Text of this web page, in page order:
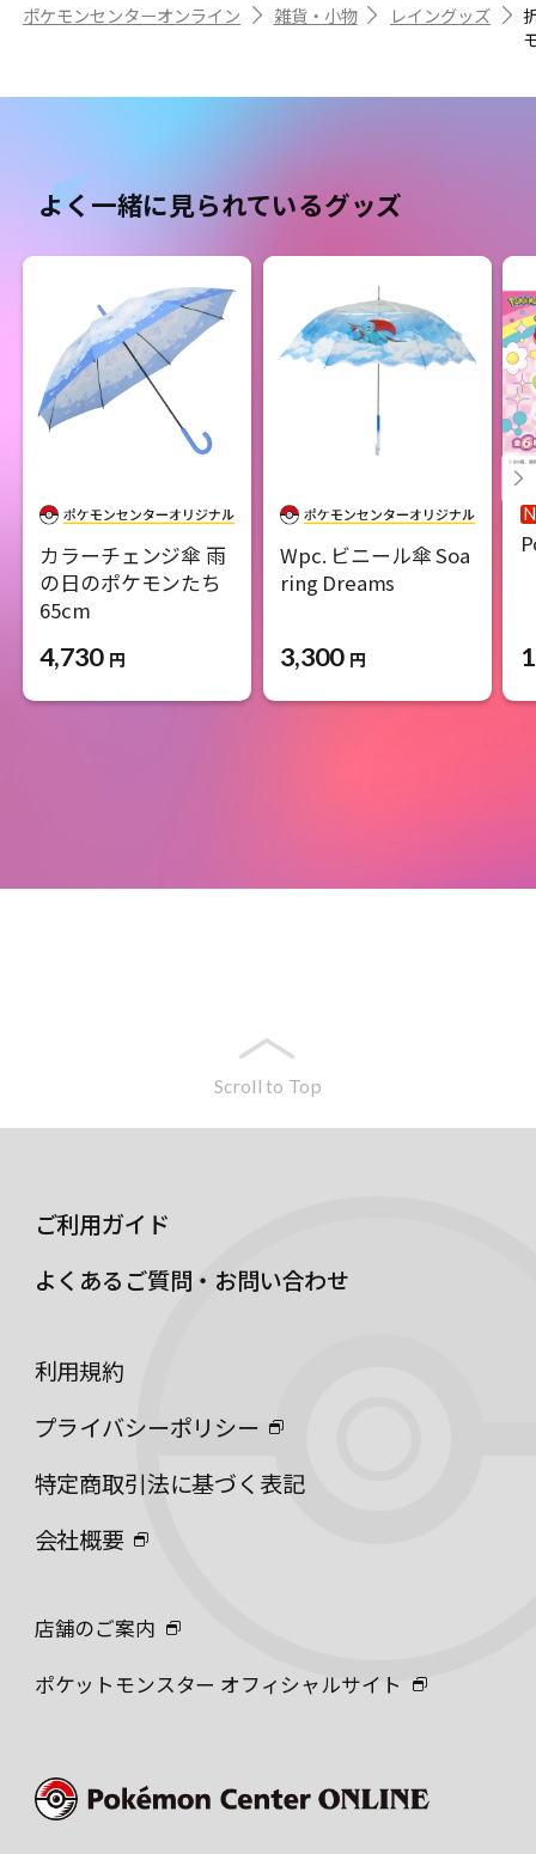
ポケモンセンターオンライン 雑貨・小物 レイングッズ
よく一緒に見られているグッズ
カラーチェンジ傘 雨
の日のポケモンたち
65cm
4,730 円
Wpc. ビニール傘 Soa
ring Dreams
3,300 円
Scroll to Top
ご利用ガイド
よくあるご質問・お問い合わせ
利用規約
プライバシーポリシー
特定商取引法に基づく表記
会社概要
店舗のご案内
ポケットモンスター オフィシャルサイト